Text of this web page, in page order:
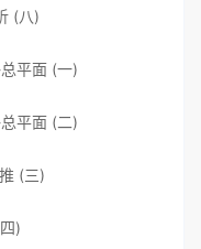
(八)
平面 (一)
平面 (二)
(三)
)